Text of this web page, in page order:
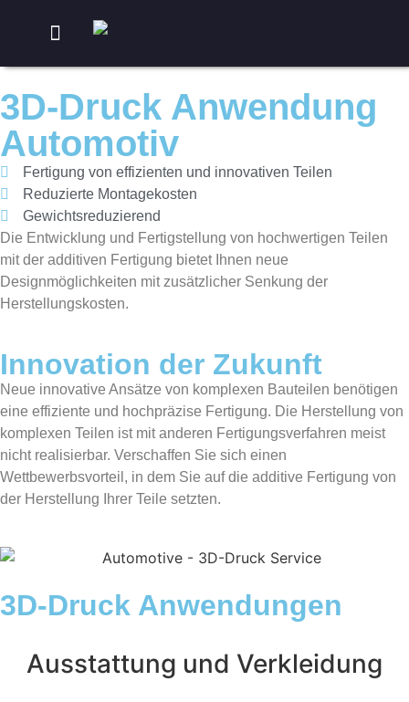
3D-Druck Anwendung
Automotiv
Fertigung von effizienten und innovativen Teilen
Reduzierte Montagekosten
Gewichtsreduzierend
Die Entwicklung und Fertigstellung von hochwertigen Teilen
mit der additiven Fertigung bietet Ihnen neue
Designmöglichkeiten mit zusätzlicher Senkung der
Herstellungskosten.
Innovation der Zukunft
Neue innovative Ansätze von komplexen Bauteilen benötigen
eine effiziente und hochpräzise Fertigung. Die Herstellung von
komplexen Teilen ist mit anderen Fertigungsverfahren meist
nicht realisierbar. Verschaffen Sie sich einen
Wettbewerbsvorteil, in dem Sie auf die additive Fertigung von
der Herstellung Ihrer Teile setzten.
3D-Druck Anwendungen
Ausstattung und Verkleidung